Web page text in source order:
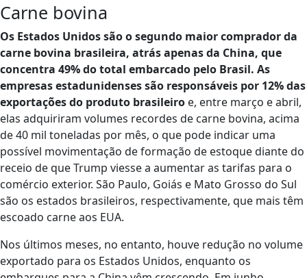
Carne bovina
Os Estados Unidos são o segundo maior comprador da
carne bovina brasileira, atrás apenas da China, que
concentra 49% do total embarcado pelo Brasil. As
empresas estadunidenses são responsáveis por 12% das
exportações do produto brasileiro e, entre março e abril,
elas adquiriram volumes recordes de carne bovina, acima
de 40 mil toneladas por mês, o que pode indicar uma
possível movimentação de formação de estoque diante do
receio de que Trump viesse a aumentar as tarifas para o
comércio exterior. São Paulo, Goiás e Mato Grosso do Sul
são os estados brasileiros, respectivamente, que mais têm
escoado carne aos EUA.
Nos últimos meses, no entanto, houve redução no volume
exportado para os Estados Unidos, enquanto os